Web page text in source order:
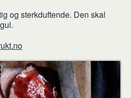
og sterkduftende. Den skal